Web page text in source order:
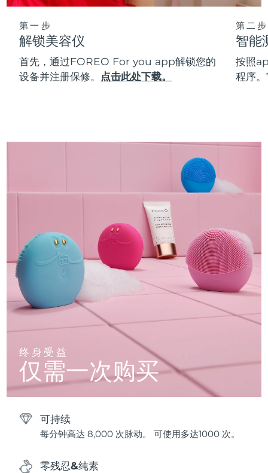
第一步
解锁美容仪
首先，通过FOREO For you app解锁您的
设备并注册保修。 点击此处下载。
第二步
智能
按照
程序
终身受益
仅需一次购买
可持续
每分钟高达 8,000 次脉动。 可使用多达1000 次。
零残忍&纯素